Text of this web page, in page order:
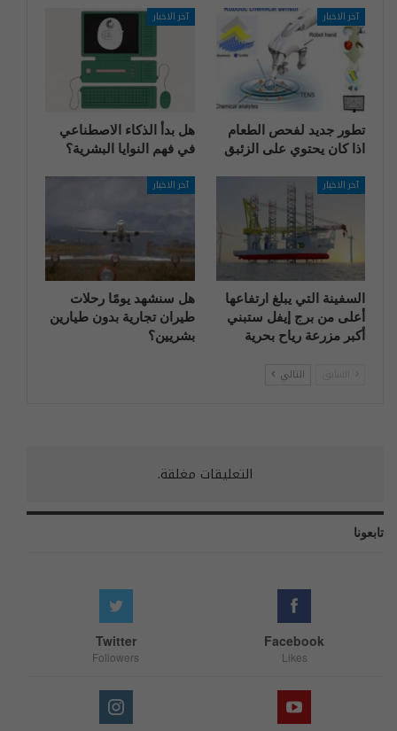
آخر الاخبار
تطور جديد لفحص الطعام
اذا كان يحتوي على الزئبق
آخر الاخبار
هل بدأ الذكاء الاصطناعي
في فهم النوايا البشرية؟
آخر الاخبار
السفينة التي يبلغ ارتفاعها
أعلى من برج إيفل ستبني
أكبر مزرعة رياح بحرية
آخر الاخبار
هل سنشهد يومًا رحلات
طيران تجارية بدون طيارين
بشريين؟
التالي
التعليقات مغلقة.
تابعونا
Facebook
Likes
Twitter
Followers